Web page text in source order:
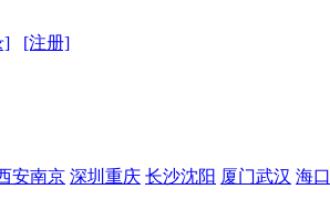
] [注册]
安南京 深圳 重庆 长沙沈阳 厦门武汉 海口